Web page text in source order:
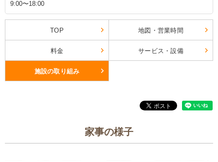
9:00〜18:00
TOP 地図・営業時間
料金 サービス・設備
施設の取り組み
家事の様子